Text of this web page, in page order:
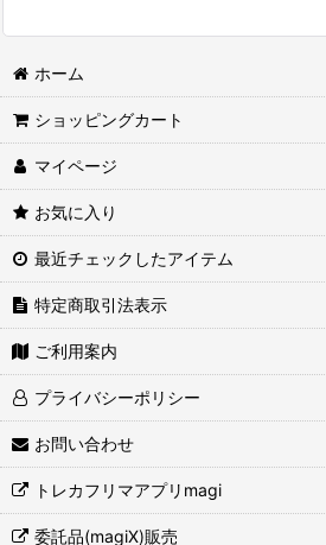
ホーム
ショッピングカート
マイページ
お気に入り
最近チェックしたアイテム
特定商取引法表示
ご利用案内
プライバシーポリシー
お問い合わせ
トレカフリマアプリmagi
委託品(magiX)販売